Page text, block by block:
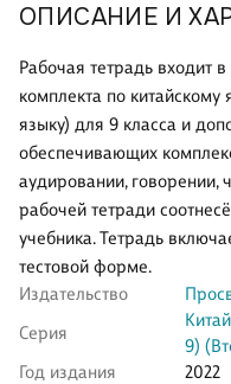
ОПИСАНИЕ И
Рабочая тетрадь входит
комплекта по
языку) для 9 класса и
обеспечивающих
аудировании, говорении,
рабочей тетради
учебника. Тетрадь
тестовой форме.
Издательство
Серия
9)
Год издания
2022